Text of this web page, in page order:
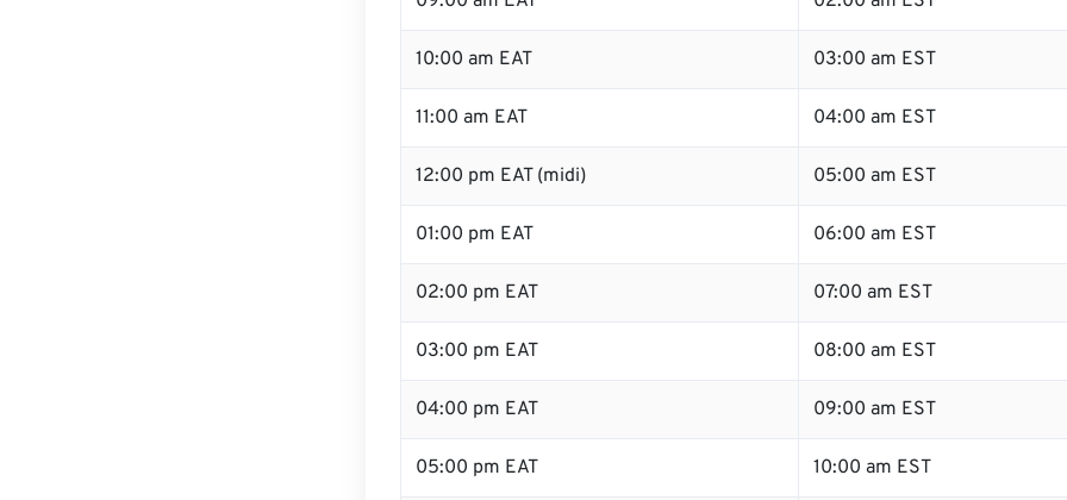
10:00 am EAT 03:00 am EST
11:00 am EAT 04:00 am EST
12:00 pm EAT (midi) 05:00 am EST
01:00 pm EAT 06:00 am EST
02:00 pm EAT 07:00 am EST
03:00 pm EAT 08:00 am EST
04:00 pm EAT 09:00 am EST
05:00 pm EAT 10:00 am EST